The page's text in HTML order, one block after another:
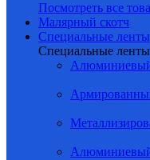
Посмотреть все
Малярный скотч
Специальные ленты
Специальные ленты